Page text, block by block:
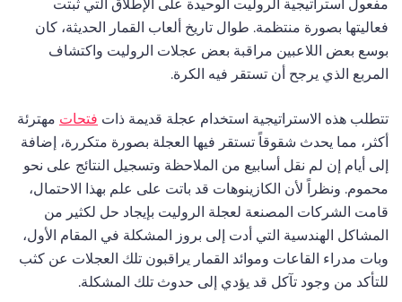
مفعول استراتيجية الروليت الوحيدة على الإطلاق التي ثبتت
فعاليتها بصورة منتظمة. طوال تاريخ ألعاب القمار الحديثة، كان
بوسع بعض اللاعبين مراقبة بعض عجلات الروليت واكتشاف
المربع الذي يرجح أن تستقر فيه الكرة.
تتطلب هذه الاستراتيجية استخدام عجلة قديمة ذات فتحات مهترئة
أكثر، مما يحدث شقوقاً تستقر فيها العجلة بصورة متكررة، إضافة
إلى أيام إن لم نقل أسابيع من الملاحظة وتسجيل النتائج على نحو
محموم. ونظراً لأن الكازينوهات قد باتت على علم بهذا الاحتمال،
قامت الشركات المصنعة لعجلة الروليت بإيجاد حل لكثير من
المشاكل الهندسية التي أدت إلى بروز المشكلة في المقام الأول،
وبات مدراء القاعات وموائد القمار يراقبون تلك العجلات عن كثب
للتأكد من وجود تآكل قد يؤدي إلى حدوث تلك المشكلة.